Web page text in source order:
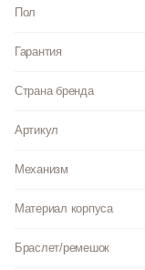
Пол
Гарантия
Страна бренда
Артикул
Механизм
Материал корпуса
Браслет/ремешок